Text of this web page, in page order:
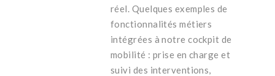
réel. Quelques exemples de
fonctionnalités métiers
intégrées à notre cockpit de
mobilité : prise en charge et
suivi des interventions,